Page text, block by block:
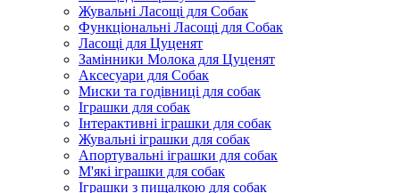
Жувальні Ласощі для Собак
Функціональні Ласощі для Собак
Ласощі для Цуценят
Замінники Молока для Цуценят
Аксесуари для Собак
Миски та годівниці для собак
Іграшки для собак
Інтерактивні іграшки для собак
Жувальні іграшки для собак
Апортувальні іграшки для собак
М'які іграшки для собак
Іграшки з пищалкою для собак